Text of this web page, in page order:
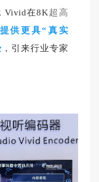
Vivid在8K超高
供更具“真实
，引来行业专家